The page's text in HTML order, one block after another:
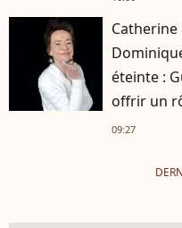
éteinte :
offrir un
Cotillard
09:27